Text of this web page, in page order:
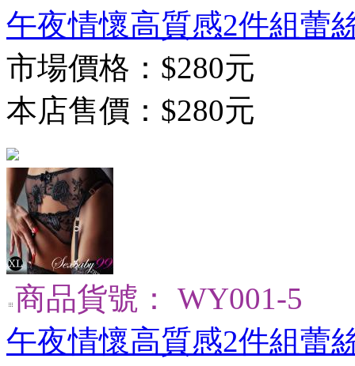
午夜情懷高質感2件組蕾
市場價格： $280元
本店售價： $280元
商品貨號： WY001-5
午夜情懷高質感2件組蕾